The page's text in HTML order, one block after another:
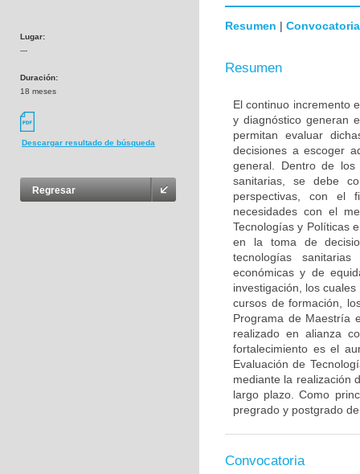
Lugar:
---
Duración:
18 meses
Descargar resultado de búsqueda
Regresar
Resumen | Convocatoria
Resumen
El continuo incremento
y diagnóstico generan
permitan evaluar
decisiones a escoger
general. Dentro de los
sanitarias, se debe
perspectivas, con el
necesidades con el
Tecnologías y Políticas
en la toma de
tecnologías
económicas y de
investigación, los
cursos de formación,
Programa de Maestría
realizado en alianza
fortalecimiento es el
Evaluación de
mediante la realización
largo plazo. Como
pregrado y postgrado
Convocatoria